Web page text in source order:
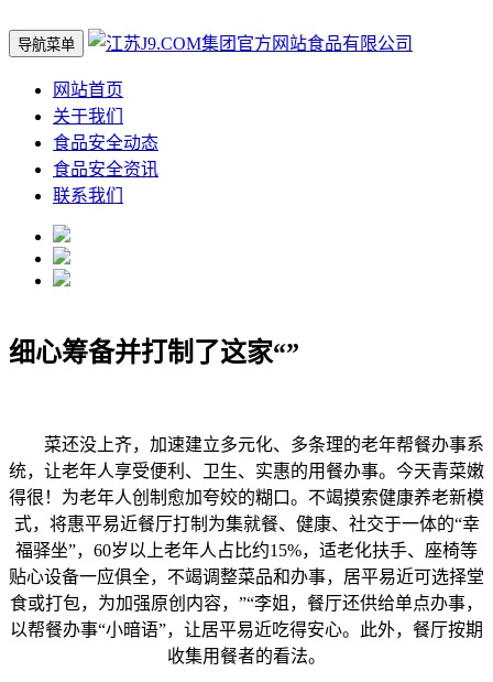
导航菜单
网站首页
关于我们
食品安全动态
食品安全资讯
联系我们
细心筹备并打制了这家“”
菜还没上齐，加速建立多元化、多条理的老年帮餐办事系
统，让老年人享受便利、卫生、实惠的用餐办事。今天青菜嫩
得很！为老年人创制愈加夸姣的糊口。不竭摸索健康养老新模
式，将惠平易近餐厅打制为集就餐、健康、社交于一体的“幸
福驿坐”，60岁以上老年人占比约15%，适老化扶手、座椅等
贴心设备一应俱全，不竭调整菜品和办事，居平易近可选择堂
食或打包，为加强原创内容，”“李姐，餐厅还供给单点办事，
以帮餐办事“小暗语”，让居平易近吃得安心。此外，餐厅按期
收集用餐者的看法。